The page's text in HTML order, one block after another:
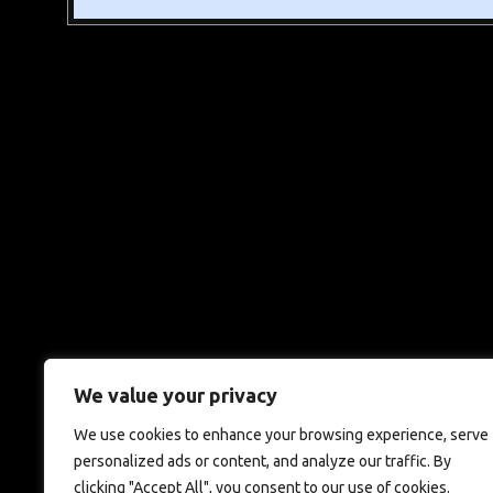
We value your privacy
We use cookies to enhance your browsing experience, serve
personalized ads or content, and analyze our traffic. By
clicking "Accept All", you consent to our use of cookies.